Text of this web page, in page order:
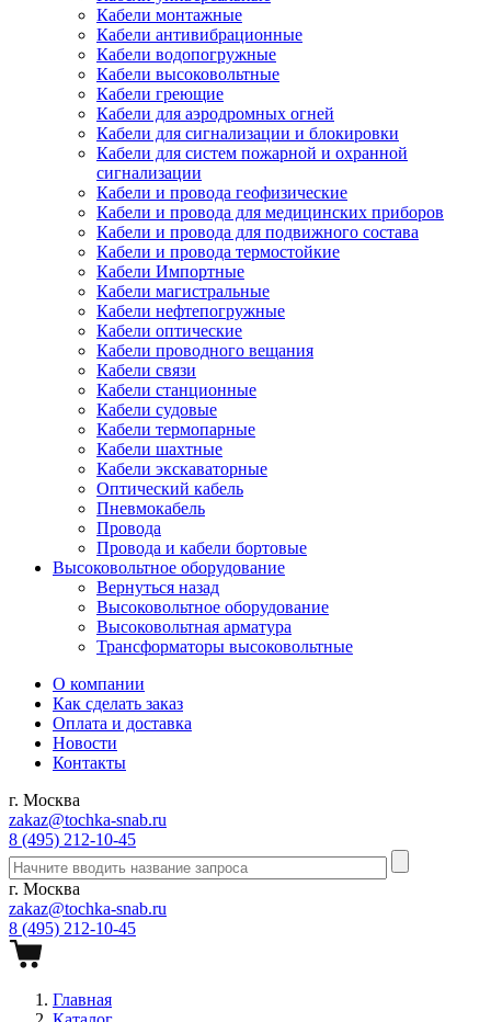
Кабели монтажные
Кабели антивибрационные
Кабели водопогружные
Кабели высоковольтные
Кабели греющие
Кабели для аэродромных огней
Кабели для сигнализации и блокировки
Кабели для систем пожарной и охранной
сигнализации
Кабели и провода геофизические
Кабели и провода для медицинских приборов
Кабели и провода для подвижного состава
Кабели и провода термостойкие
Кабели Импортные
Кабели магистральные
Кабели нефтепогружные
Кабели оптические
Кабели проводного вещания
Кабели связи
Кабели станционные
Кабели судовые
Кабели термопарные
Кабели шахтные
Кабели экскаваторные
Оптический кабель
Пневмокабель
Провода
Провода и кабели бортовые
Высоковольтное оборудование
Вернуться назад
Высоковольтное оборудование
Высоковольтная арматура
Трансформаторы высоковольтные
О компании
Как сделать заказ
Оплата и доставка
Новости
Контакты
г. Москва
zakaz@tochka-snab.ru
8 (495) 212-10-45
г. Москва
zakaz@tochka-snab.ru
8 (495) 212-10-45
Главная